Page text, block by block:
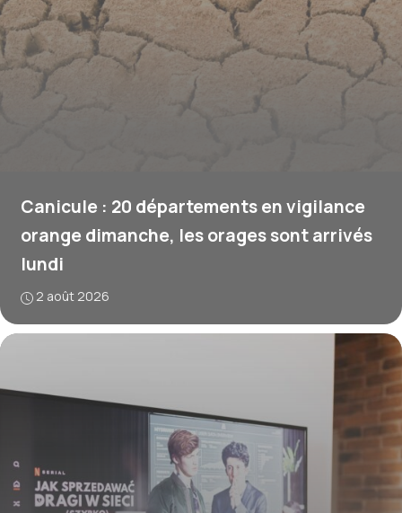
Canicule : 20 départements en vigilance
orange dimanche, les orages sont arrivés
lundi
2 août 2026